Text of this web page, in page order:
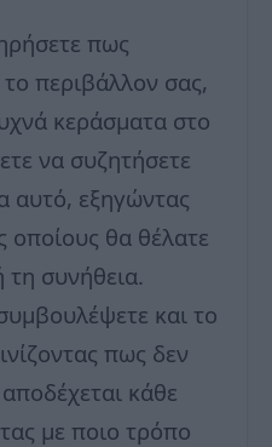
πως
περιβάλλον σας,
κεράσματα στο
να συζητήσετε
αυτό, εξηγώντας
οποίους θα θέλατε
συνήθεια.
και το
πως δεν
κάθε
με ποιο τρόπο